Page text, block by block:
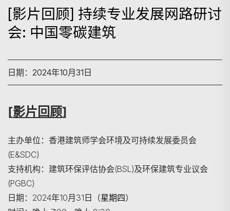
[影片回顾] 持续专业发展网路研讨
会: 中国零碳建筑
日期：2024年10月31日
[影片回顾]
主办单位：香港建筑师学会环境及可持续发展委员会
(E&SDC)
支持机构：建筑环保评估协会(BSL)及环保建筑专业议会
(PGBC)
日期：2024年10月31日（星期四）